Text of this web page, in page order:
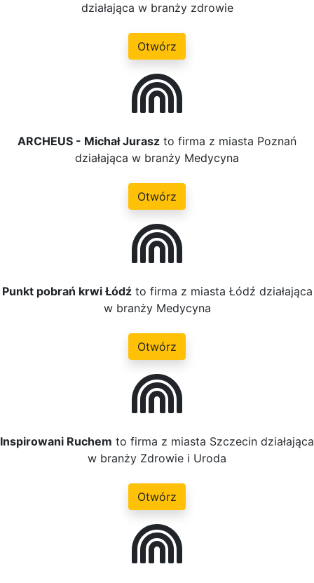
działająca w branży zdrowie
Otwórz
ARCHEUS - Michał Jurasz to firma z miasta Poznań
działająca w branży Medycyna
Otwórz
Punkt pobrań krwi Łódźto firma z miasta Łódź działająca
w branży Medycyna
Otwórz
Inspirowani Ruchem to firma z miasta Szczecin działająca
w branży Zdrowie i Uroda
Otwórz